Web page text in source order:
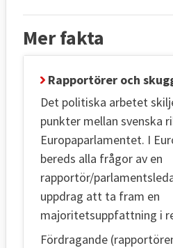
Mer fakta
Rapportörer och
Det politiska arbetet
punkter mellan svenska
Europaparlamentet. I
bereds alla frågor av en
rapportör/
uppdrag att ta fram en
majoritetsuppfattning i
Fördragande